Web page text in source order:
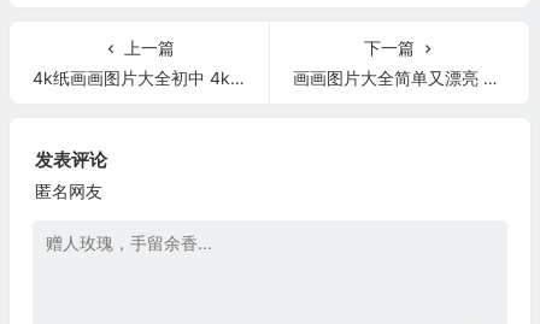
上一篇
4k纸画画图片大全初中 4k纸画画图片大全初中动漫
下一篇
画画图片大全简单又漂亮 画画图片大全简单又漂亮可爱人物
发表评论
匿名网友